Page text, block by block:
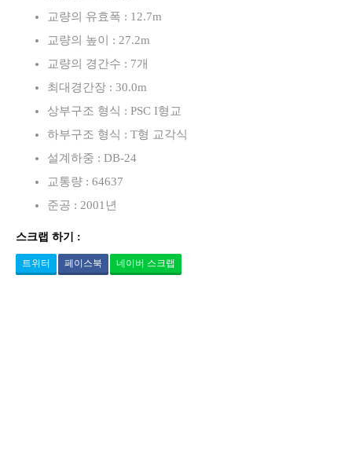
교량의 유효폭 : 12.7m
교량의 높이 : 27.2m
교량의 경간수 : 7개
최대경간장 : 30.0m
상부구조 형식 : PSC I형교
하부구조 형식 : T형 교각식
설계하중 : DB-24
교통량 : 64637
준공 : 2001년
스크랩 하기 :
트위터 페이스북 네이버 스크랩